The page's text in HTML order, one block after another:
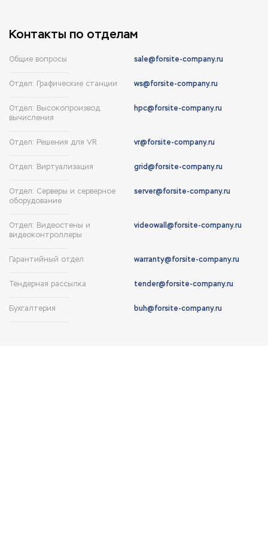
Контакты по отделам
Общие вопросы sale@forsite-company.ru
Отдел: Графические станции ws@forsite-company.ru
Отдел: Высокопроизвод.
вычисления
hpc@forsite-company.ru
Отдел: Решения для VR vr@forsite-company.ru
Отдел: Виртуализация grid@forsite-company.ru
Отдел: Серверы и серверное
оборудование
server@forsite-company.ru
Отдел: Видеостены и
видеоконтроллеры
videowall@forsite-company.ru
Гарантийный отдел warranty@forsite-company.ru
Тендерная рассылка tender@forsite-company.ru
Бухгалтерия buh@forsite-company.ru